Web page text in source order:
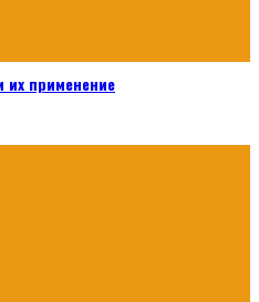
их применение